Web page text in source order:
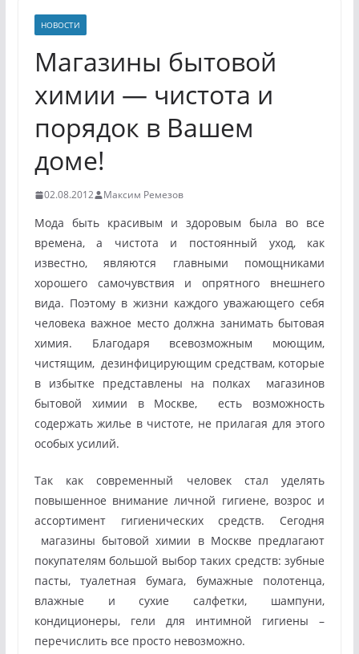
НОВОСТИ
Магазины бытовой
химии — чистота и
порядок в Вашем
доме!
02.08.2012 Максим Ремезов
Мода быть красивым и здоровым была во все
времена, а чистота и постоянный уход, как
известно, являются главными помощниками
хорошего самочувствия и опрятного внешнего
вида. Поэтому в жизни каждого уважающего себя
человека важное место должна занимать бытовая
химия. Благодаря всевозможным моющим,
чистящим, дезинфицирующим средствам, которые
в избытке представлены на полках магазинов
бытовой химии в Москве, есть возможность
содержать жилье в чистоте, не прилагая для этого
особых усилий.
Так как современный человек стал уделять
повышенное внимание личной гигиене, возрос и
ассортимент гигиенических средств. Сегодня
магазины бытовой химии в Москве предлагают
покупателям большой выбор таких средств: зубные
пасты, туалетная бумага, бумажные полотенца,
влажные и сухие салфетки, шампуни,
кондиционеры, гели для интимной гигиены –
перечислить все просто невозможно.